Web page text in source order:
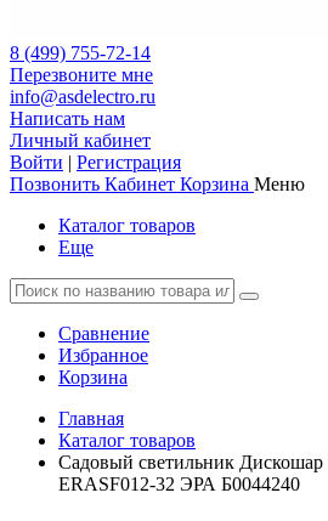
8 (499) 755-72-14
Перезвоните мне
info@asdelectro.ru
Написать нам
Личный кабинет
Войти | Регистрация
Позвонить Кабинет Корзина Меню
Каталог товаров
Еще
Сравнение
Избранное
Корзина
Главная
Каталог товаров
Садовый светильник Дискошар
ERASF012-32 ЭРА Б0044240